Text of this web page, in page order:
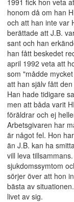
1991 fick hon veta
honom då om han
och att han inte var
berättade att J.B.
sant och han
han fått beskedet
april 1992 veta att
som "mådde
att han själv fått
Han hade tidigare
men att båda varit
föräldrar och ej
Arbetsgivaren har
är något fel. Hon
än J.B. kan ha
vill leva
sjukdomssymtom
sörjer över att hon
bästa av
livet av sig.